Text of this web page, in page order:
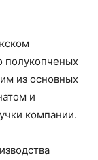
полукопченых
из основных
и
компании.